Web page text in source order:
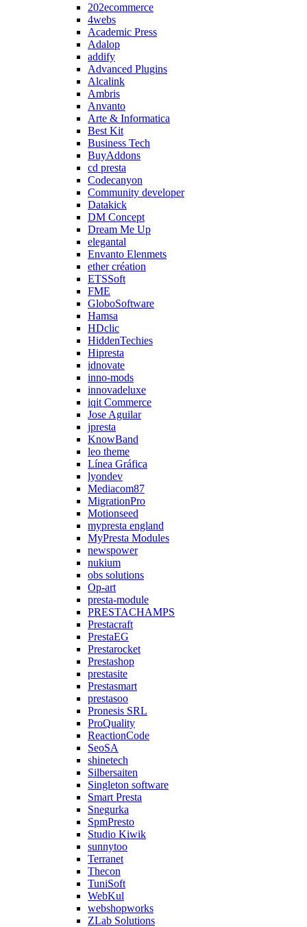
202ecommerce
4webs
Academic Press
Adalop
addify
Advanced Plugins
Alcalink
Ambris
Anvanto
Arte & Informatica
Best Kit
Business Tech
BuyAddons
cd presta
Codecanyon
Community developer
Datakick
DM Concept
Dream Me Up
elegantal
Envanto Elenmets
ether création
ETSSoft
FME
GloboSoftware
Hamsa
HDclic
HiddenTechies
Hipresta
idnovate
inno-mods
innovadeluxe
iqit Commerce
Jose Aguilar
jpresta
KnowBand
leo theme
Línea Gráfica
lyondev
Mediacom87
MigrationPro
Motionseed
mypresta england
MyPresta Modules
newspower
nukium
obs solutions
Op-art
presta-module
PRESTACHAMPS
Prestacraft
PrestaEG
Prestarocket
Prestashop
prestasite
Prestasmart
prestasoo
Pronesis SRL
ProQuality
ReactionCode
SeoSA
shinetech
Silbersaiten
Singleton software
Smart Presta
Snegurka
SpmPresto
Studio Kiwik
sunnytoo
Terranet
Thecon
TuniSoft
WebKul
webshopworks
ZLab Solutions